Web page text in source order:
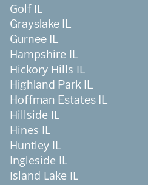
Golf IL
Grayslake IL
Gurnee IL
Hampshire IL
Hickory Hills IL
Highland Park IL
Hoffman Estates IL
Hillside IL
Hines IL
Huntley IL
Ingleside IL
Island Lake IL